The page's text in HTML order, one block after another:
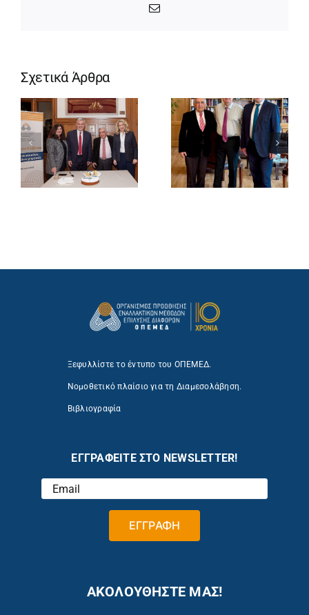
Email
Σχετικά Άρθρα
Ξεφυλλίστε το έντυπο του ΟΠΕΜΕΔ.
Νομοθετικό πλαίσιο για τη Διαμεσολάβηση.
Βιβλιογραφία
ΕΓΓΡΑΦΕΙΤΕ ΣΤΟ NEWSLETTER!
ΑΚΟΛΟΥΘΗΣΤΕ ΜΑΣ!